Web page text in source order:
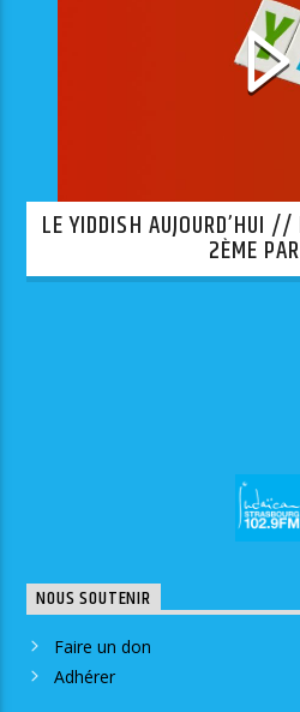
LE YIDDISH AUJOURD’HUI
2ÈME
NOUS SOUTENIR
Faire un don
Adhérer